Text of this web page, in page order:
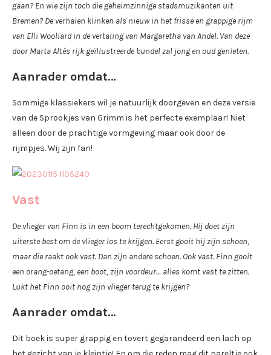
gaan? En wie zijn toch die geheimzinnige stadsmuzikanten uit
Bremen? De verhalen klinken als nieuw in het frisse en grappige rijm
van Elli Woollard in de vertaling van Margaretha van Andel. Van deze
door Marta Altés rijk geïllustreerde bundel zal jong en oud genieten.
Aanrader omdat…
Sommige klassiekers wil je natuurlijk doorgeven en deze versie
van de Sprookjes van Grimm is het perfecte exemplaar! Niet
alleen door de prachtige vormgeving maar ook door de
rijmpjes. Wij zijn fan!
Vast
De vlieger van Finn is in een boom terechtgekomen. Hij doet zijn
uiterste best om de vlieger los te krijgen. Eerst gooit hij zijn schoen,
maar die raakt ook vast. Dan zijn andere schoen. Ook vast. Finn gooit
een orang-oetang, een boot, zijn voordeur… alles komt vast te zitten.
Lukt het Finn ooit nog zijn vlieger terug te krijgen?
Aanrader omdat…
Dit boek is super grappig en tovert gegarandeerd een lach op